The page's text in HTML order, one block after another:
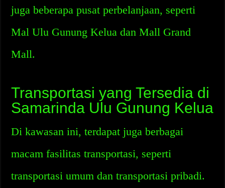
juga beberapa pusat perbelanjaan, seperti
Mal Ulu Gunung Kelua dan Mall Grand
Mall.
Transportasi yang Tersedia di
Samarinda Ulu Gunung Kelua
Di kawasan ini, terdapat juga berbagai
macam fasilitas transportasi, seperti
transportasi umum dan transportasi pribadi.